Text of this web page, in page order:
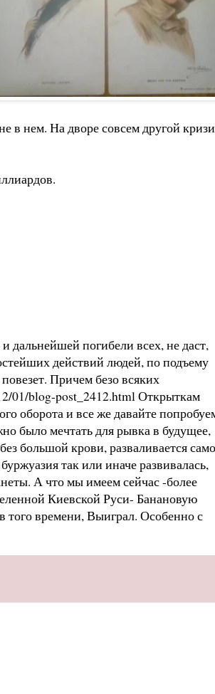
в нем. На дворе совсем другой
дальнейшей погибели всех, не даст,
действий людей, по подъему
Причем безо всяких
01/blog-post_2412.htmlОткрыткам
оборота и все же давайте
было мечтать для рывка в будущее,
большой крови, разваливается
так или иначе развивалась,
А что мы имеем сейчас -более
Киевской Руси- Банановую
того времени, Выиграл. Особенно с